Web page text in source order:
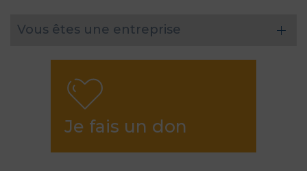
Vous êtes une entreprise
Je fais un don